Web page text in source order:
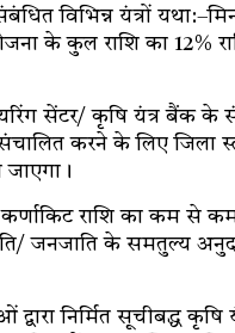
विभिन्न यंत्रों
के कुल राशि का 12%
सेंटर/ कृषि यंत्र बैंक के
करने के लिए जिला
जाएगा।
राशि का कम से
जनजाति के समतुल्य
द्वारा निर्मित सूचीबद्ध